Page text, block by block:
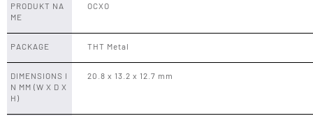
PRODUKT NA
ME
OCXO
PACKAGE THT Metal
DIMENSIONS I
N MM (W X D X
H)
20.8 x 13.2 x 12.7 mm